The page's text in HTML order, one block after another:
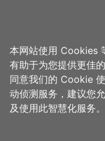
首页 > 想去的地方 > 美食
豆麦私
周边店家
本网站使用 Cookies
有助于为您提供更佳
同意我们的 Cookie
动侦测服务，建议您
及使用此智慧化服务。